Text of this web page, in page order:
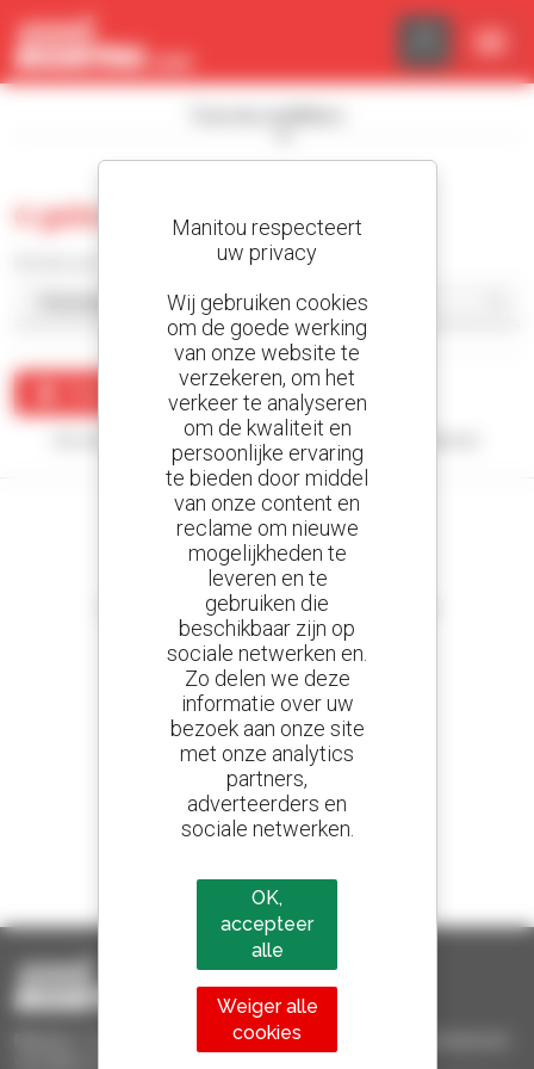
0 gebruikt rupsdumper
Maak een waarschuwing
Uw zoekopdracht heeft geen enkel resultaat opgeleverd.
Stel meldingen in
en ontvang advertenties van tweedehandsmaterieel
800 dealers
Manitou wereldwijd
Verkocht in de wereld is een manitou
Manitou Tweedehands - Tweedehands behandelingsmaterieel :
Cookies beheer paneel
Manitou respecteert
uw privacy
Wij gebruiken cookies
om de goede werking
van onze website te
verzekeren, om het
verkeer te analyseren
om de kwaliteit en
persoonlijke ervaring
te bieden door middel
van onze content en
reclame om nieuwe
mogelijkheden te
leveren en te
gebruiken die
beschikbaar zijn op
sociale netwerken en.
Zo delen we deze
informatie over uw
bezoek aan onze site
met onze analytics
partners,
adverteerders en
sociale netwerken.
OK,
accepteer
alle
Weiger alle
cookies